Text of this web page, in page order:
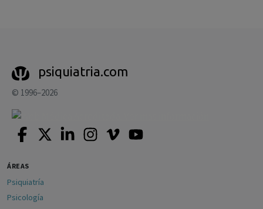
psiquiatria.com
© 1996–2026
ÁREAS
Psiquiatría
Psicología